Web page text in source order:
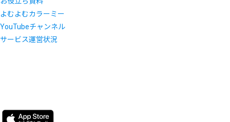
よむよむカラーミー
YouTubeチャンネル
サービス運営状況